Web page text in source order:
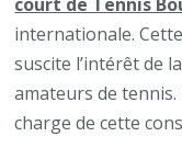
internationale.
suscite l’intérêt de
amateurs de
charge de cette